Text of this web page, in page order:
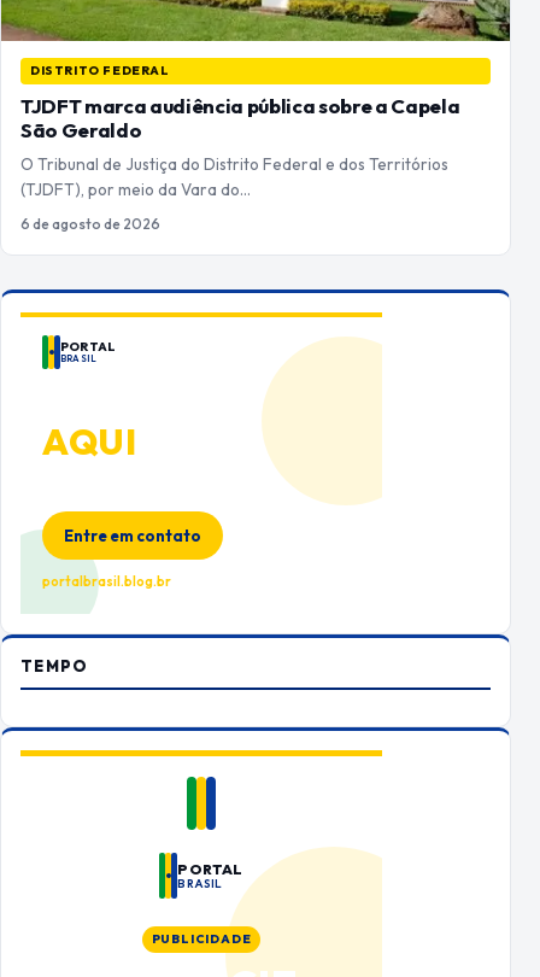
DISTRITO FEDERAL
TJDFT marca audiência pública sobre a Capela
São Geraldo
O Tribunal de Justiça do Distrito Federal e dos Territórios
(TJDFT), por meio da Vara do…
6 de agosto de 2026
PORTAL
BRASIL
AQUI
Entre em contato
portalbrasil.blog.br
TEMPO
PORTAL
BRASIL
PUBLICIDADE